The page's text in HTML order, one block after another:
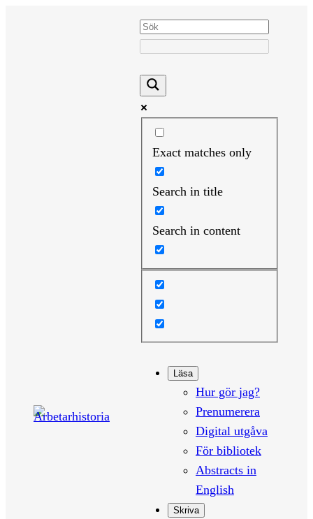
Exact matches only
Search in title
Search in content
Läsa
Hur gör jag?
Prenumerera
Digital utgåva
För bibliotek
Abstracts in
English
Skriva